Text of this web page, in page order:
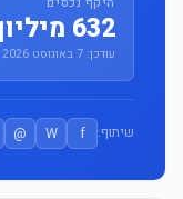
632 מיליון ₪
עודכן: 7 באוגוסט 2026
שיתוף: f
W
@